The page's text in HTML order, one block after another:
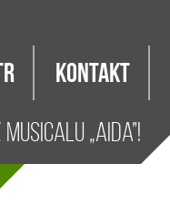
Kontakt
„AIDA”!